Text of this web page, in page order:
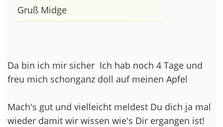
Gruß Midge
Da bin ich mir sicher Ich hab noch 4 Tage und
freu mich schonganz doll auf meinen Apfel
Mach's gut und vielleicht meldest Du dich ja mal
wieder damit wir wissen wie's Dir ergangen ist!